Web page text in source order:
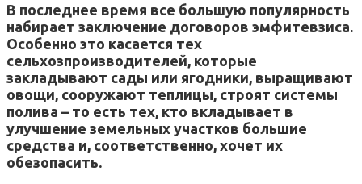
В последнее время все большую популярность
набирает заключение договоров эмфитевзиса.
Особенно это касается тех
сельхозпроизводителей, которые
закладывают сады или ягодники, выращивают
овощи, сооружают теплицы, строят системы
полива – то есть тех, кто вкладывает в
улучшение земельных участков большие
средства и, соответственно, хочет их
обезопасить.